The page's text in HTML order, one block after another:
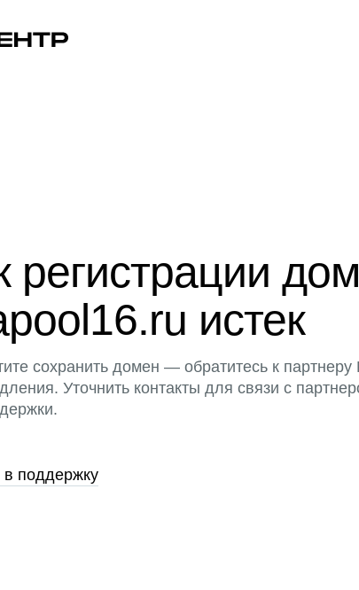
регистрации
истек
сохранить домен — обратитесь к партнеру
Уточнить контакты для связи с
в поддержку